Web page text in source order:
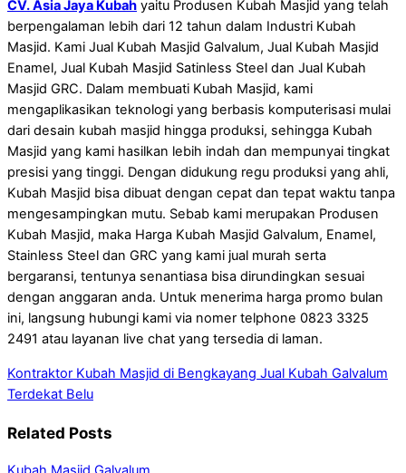
CV. Asia Jaya Kubah yaitu Produsen Kubah Masjid yang telah
berpengalaman lebih dari 12 tahun dalam Industri Kubah
Masjid. Kami Jual Kubah Masjid Galvalum, Jual Kubah Masjid
Enamel, Jual Kubah Masjid Satinless Steel dan Jual Kubah
Masjid GRC. Dalam membuati Kubah Masjid, kami
mengaplikasikan teknologi yang berbasis komputerisasi mulai
dari desain kubah masjid hingga produksi, sehingga Kubah
Masjid yang kami hasilkan lebih indah dan mempunyai tingkat
presisi yang tinggi. Dengan didukung regu produksi yang ahli,
Kubah Masjid bisa dibuat dengan cepat dan tepat waktu tanpa
mengesampingkan mutu. Sebab kami merupakan Produsen
Kubah Masjid, maka Harga Kubah Masjid Galvalum, Enamel,
Stainless Steel dan GRC yang kami jual murah serta
bergaransi, tentunya senantiasa bisa dirundingkan sesuai
dengan anggaran anda. Untuk menerima harga promo bulan
ini, langsung hubungi kami via nomer telphone 0823 3325
2491 atau layanan live chat yang tersedia di laman.
Kontraktor Kubah Masjid di Bengkayang Jual Kubah Galvalum
Terdekat Belu
Related Posts